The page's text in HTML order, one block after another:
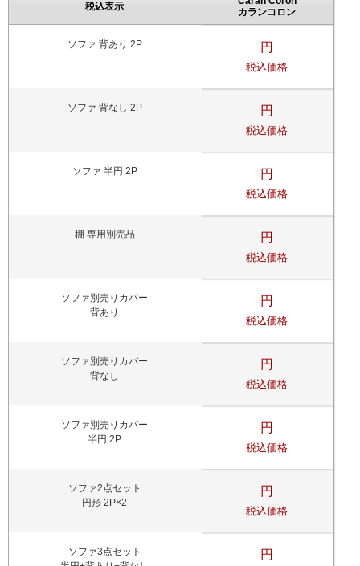
税込表示
カランコロン
ソファ 背あり 2P 円
税込価格
ソファ 背なし 2P 円
税込価格
ソファ 半円 2P 円
税込価格
棚 専用別売品 円
税込価格
ソファ別売りカバー
背あり
円
税込価格
ソファ別売りカバー
背なし
円
税込価格
ソファ別売りカバー
半円 2P
円
税込価格
ソファ2点セット
円形 2P×2
円
税込価格
ソファ3点セット
円